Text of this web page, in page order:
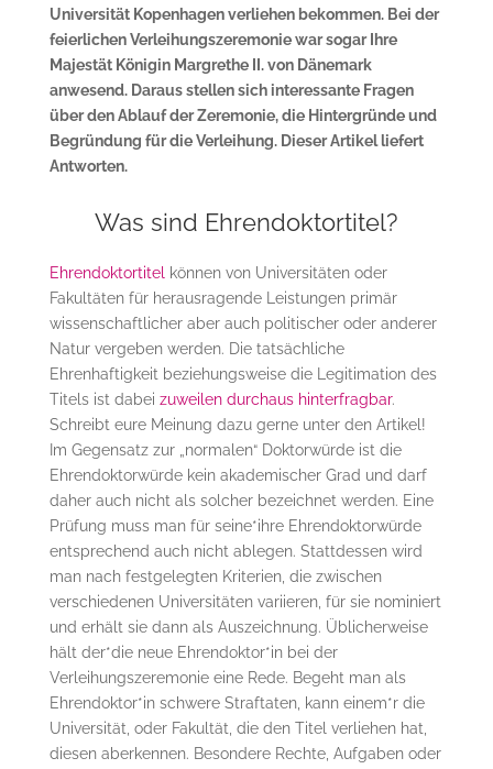
Universität Kopenhagen verliehen bekommen. Bei der
feierlichen Verleihungszeremonie war sogar Ihre
Majestät Königin Margrethe II. von Dänemark
anwesend. Daraus stellen sich interessante Fragen
über den Ablauf der Zeremonie, die Hintergründe und
Begründung für die Verleihung. Dieser Artikel liefert
Antworten.
Was sind Ehrendoktortitel?
Ehrendoktortitelkönnen von Universitäten oder
Fakultäten für herausragende Leistungen primär
wissenschaftlicher aber auch politischer oder anderer
Natur vergeben werden. Die tatsächliche
Ehrenhaftigkeit beziehungsweise die Legitimation des
Titels ist dabei zuweilen durchaus hinterfragbar.
Schreibt eure Meinung dazu gerne unter den Artikel!
Im Gegensatz zur „normalen“ Doktorwürde ist die
Ehrendoktorwürde kein akademischer Grad und darf
daher auch nicht als solcher bezeichnet werden. Eine
Prüfung muss man für seine*ihre Ehrendoktorwürde
entsprechend auch nicht ablegen. Stattdessen wird
man nach festgelegten Kriterien, die zwischen
verschiedenen Universitäten variieren, für sie nominiert
und erhält sie dann als Auszeichnung. Üblicherweise
hält der*die neue Ehrendoktor*in bei der
Verleihungszeremonie eine Rede. Begeht man als
Ehrendoktor*in schwere Straftaten, kann einem*r die
Universität, oder Fakultät, die den Titel verliehen hat,
diesen aberkennen. Besondere Rechte, Aufgaben oder